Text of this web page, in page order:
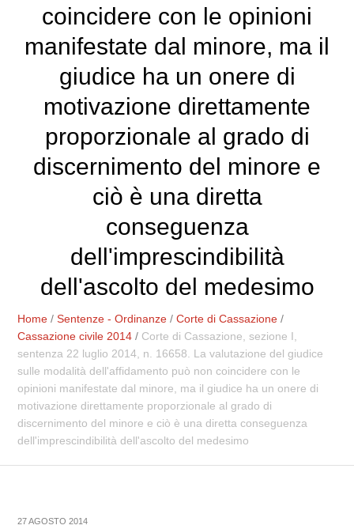
coincidere con le opinioni
manifestate dal minore, ma il
giudice ha un onere di
motivazione direttamente
proporzionale al grado di
discernimento del minore e
ciò è una diretta
conseguenza
dell'imprescindibilità
dell'ascolto del medesimo
Home /Sentenze - Ordinanze /Corte di Cassazione /
Cassazione civile 2014 / Corte di Cassazione, sezione I,
sentenza 22 luglio 2014, n. 16658. La valutazione del giudice
sulle modalità dell'affidamento può non coincidere con le
opinioni manifestate dal minore, ma il giudice ha un onere di
motivazione direttamente proporzionale al grado di
discernimento del minore e ciò è una diretta conseguenza
dell'imprescindibilità dell'ascolto del medesimo
27 AGOSTO 2014